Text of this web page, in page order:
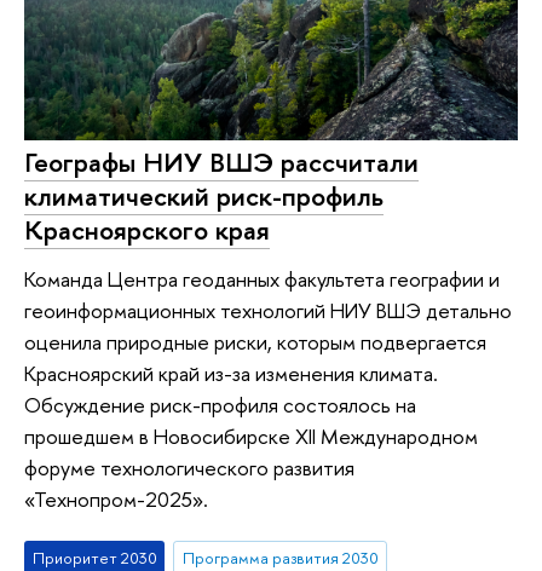
Географы НИУ ВШЭ рассчитали
климатический риск-профиль
Красноярского края
Команда Центра геоданных факультета географии и
геоинформационных технологий НИУ ВШЭ детально
оценила природные риски, которым подвергается
Красноярский край из-за изменения климата.
Обсуждение риск-профиля состоялось на
прошедшем в Новосибирске XII Международном
форуме технологического развития
«Технопром-2025».
Приоритет 2030
Программа развития 2030